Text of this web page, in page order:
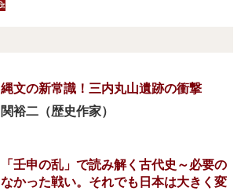
縄文の新常識！三内丸山遺跡の衝撃
関裕二（歴史作家）
「壬申の乱」で読み解く古代史～必要の
なかった戦い。それでも日本は大きく変